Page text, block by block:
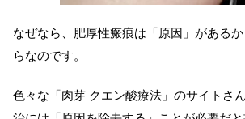
なぜなら、肥厚性瘢痕は「原因」がある
らなのです。
色々な「肉芽 クエン酸療法」のサイトさ